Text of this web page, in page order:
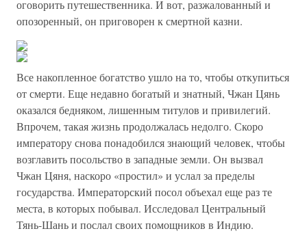
оговорить путешественника. И вот, разжалованный и
опозоренный, он приговорен к смертной казни.
Все накопленное богатство ушло на то, чтобы откупиться
от смерти. Еще недавно богатый и знатный, Чжан Цянь
оказался бедняком, лишенным титулов и привилегий.
Впрочем, такая жизнь продолжалась недолго. Скоро
императору снова понадобился знающий человек, чтобы
возглавить посольство в западные земли. Он вызвал
Чжан Цяня, наскоро «простил» и услал за пределы
государства. Императорский посол объехал еще раз те
места, в которых побывал. Исследовал Центральный
Тянь-Шань и послал своих помощников в Индию.